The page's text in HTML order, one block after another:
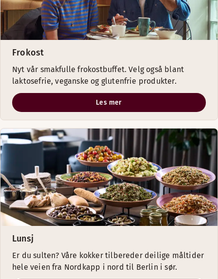
Frokost
Nyt vår smakfulle frokostbuffet. Velg også blant
laktosefrie, veganske og glutenfrie produkter.
Les mer
Lunsj
Er du sulten? Våre kokker tilbereder deilige måltider
hele veien fra Nordkapp i nord til Berlin i sør.